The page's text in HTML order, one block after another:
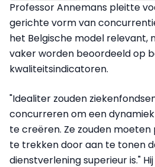
Professor Annemans pleitte
gerichte vorm van
het Belgische model relevant,
vaker worden beoordeeld op
kwaliteitsindicatoren.
"Idealiter zouden
concurreren om een
te creëren. Ze zouden
te trekken door aan te tonen
dienstverlening superieur is."